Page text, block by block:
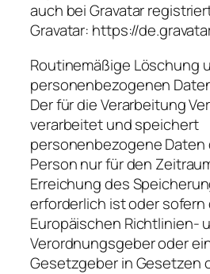
auch bei Gravatar
Gravatar: https://
Routinemäßige Löschung
personenbezogenen
Der für die Verarbeitung
verarbeitet und speichert
personenbezogene
Person nur für den
Erreichung des
erforderlich ist oder
Europäischen Richtlinien-
Verordnungsgeber oder
Gesetzgeber in Gesetzen